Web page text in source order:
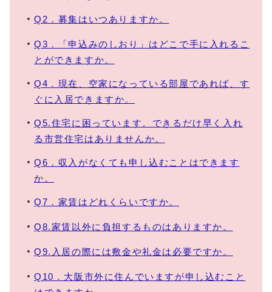
Q2．募集はいつありますか。
Q3．「申込みのしおり」はどこで手に入れるこ
とができますか。
Q4．現在、空家になっている部屋であれば、す
ぐに入居できますか。
Q5.住宅に困っています。できるだけ早く入れ
る市営住宅はありませんか。
Q6．収入がなくても申し込むことはできます
か。
Q7．家賃はどれくらいですか。
Q8.家賃以外に負担するものはありますか。
Q9.入居の際には敷金や礼金は必要ですか。
Q10．大阪市外に住んでいますが申し込むこと